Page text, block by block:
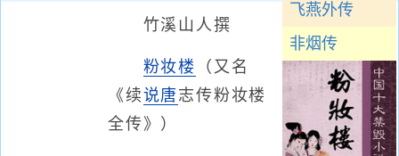
飞燕外传
非烟传
竹溪山人撰
粉妆楼
（又名
《续说唐 志传粉妆楼
全传》）